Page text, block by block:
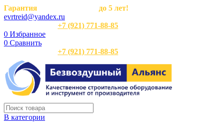
Гарантия
до 5 лет!
evrtreid@yandex.ru
+7 (921) 771-88-85
0 Избранное
0 Сравнить
+7 (921) 771-88-85
В категории